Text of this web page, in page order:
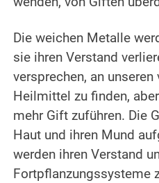
Die weichen Metalle
sie ihren Verstand
versprechen, an
Heilmittel zu finden,
mehr Gift zuführen. Die
Haut und ihren Mund
werden ihren Verstand
Fortpflanzungssysteme